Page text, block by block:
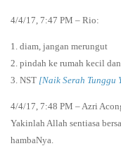
4/4/17, 7:47 PM – Rio:
1. diam, jangan merungut
2. pindah ke rumah kecil
3. NST [Naik Serah Tunggu
4/4/17, 7:48 PM – Azri
Yakinlah Allah sentiasa
hambaNya.